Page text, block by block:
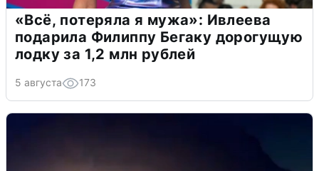
«Всё, потеряла я мужа»: Ивлеева
подарила Филиппу Бегаку дорогущую
лодку за 1,2 млн рублей
5 августа 173